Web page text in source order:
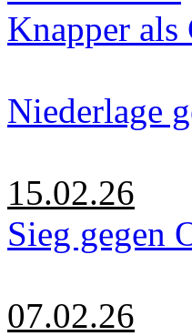
Knapper als
Niederlage
15.02.26
Sieg gegen
07.02.26